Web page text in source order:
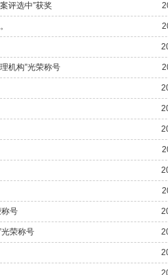
评选中”获奖
机构”光荣称号
号
荣称号